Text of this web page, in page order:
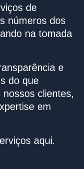
de
números dos
na tomada
e
do que
clientes,
em
aqui.